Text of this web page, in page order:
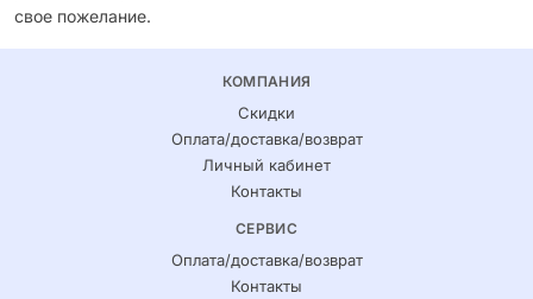
свое пожелание.
КОМПАНИЯ
Скидки
Оплата/доставка/возврат
Личный кабинет
Контакты
СЕРВИС
Оплата/доставка/возврат
Контакты